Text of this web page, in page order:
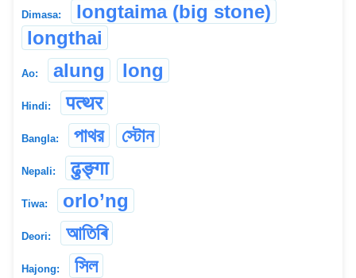
Dimasa:
longtaima (big stone)
longthai
Ao: alung long
Hindi: पत्थर
Bangla: পাথর স্টোন
Nepali: ढुङ्गा
Tiwa: orlo’ng
Deori: আতিৰি
Hajong: সিল